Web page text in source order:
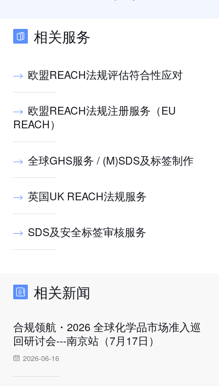
相关服务
欧盟REACH法规评估符合性应对
欧盟REACH法规注册服务（EU
REACH）
全球GHS服务 / (M)SDS及标签制作
英国UK REACH法规服务
SDS及安全标签审核服务
相关新闻
合规领航・2026 全球化学品市场准入巡
回研讨会---南京站（7月17日）
2026-06-16